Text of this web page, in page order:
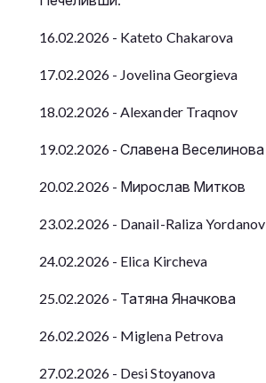
16.02.2026 - Kateto Chakarova
17.02.2026 - JovelinaGeorgieva
18.02.2026 -Alexander Traqnov
19.02.2026 - Славена Веселинова
20.02.2026 - Мирослав Митков
23.02.2026 - Danail-RalizaYordanov
24.02.2026 - Elica Kircheva
25.02.2026 - Татяна Яначкова
26.02.2026 - Miglena Petrova
27.02.2026 - Desi Stoyanova